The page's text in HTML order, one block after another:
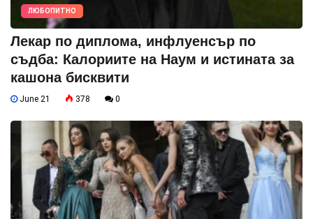
ЛЮБОПИТНО
Лекар по диплома, инфлуенсър по
съдба: Калориите на Наум и истината за
кашона бисквити
June 21 378 0